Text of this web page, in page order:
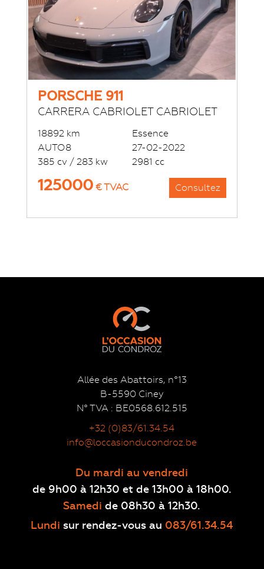
PORSCHE 911
CARRERA CABRIOLET CABRIOLET
18892 km
AUTO8
385 cv / 283 kw
Essence
27-02-2022
2981 cc
Consultez
125000€ TVAC
Allée des Abattoirs, n°13
B-5590 Ciney
N° TVA : BE0568.612.515
+32 (0)83/61.34.54
info@loccasionducondroz.be
Du mardi au vendredi
de 9h00 à 12h30 et de 13h00 à 18h00.
Samedi de 08h30 à 12h30.
Lundi sur rendez-vous au 083/61.34.54